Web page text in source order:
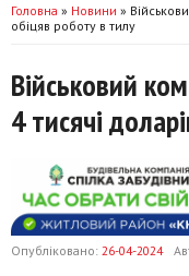
Головна » Новини »
обіцяв роботу в тилу
Військовий
4 тисячі
Опубліковано: 26-04-2024